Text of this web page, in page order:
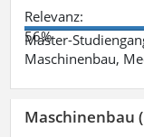
Relevanz:
56%
Master-
Maschinenbau,
Maschinenbau